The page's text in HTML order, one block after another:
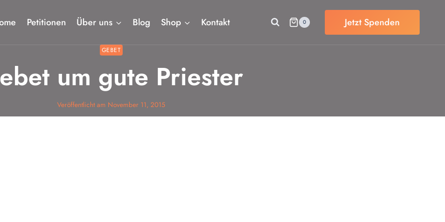
Petitionen Über uns Blog Shop Kontakt 0 Jetzt Spenden
GEBET
um gute Priester
Veröffentlicht am November 11, 2015